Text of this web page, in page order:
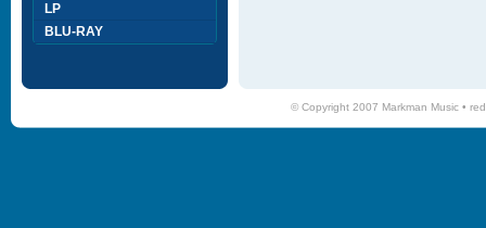
LP
BLU-RAY
© Copyright 2007 Markman Music •